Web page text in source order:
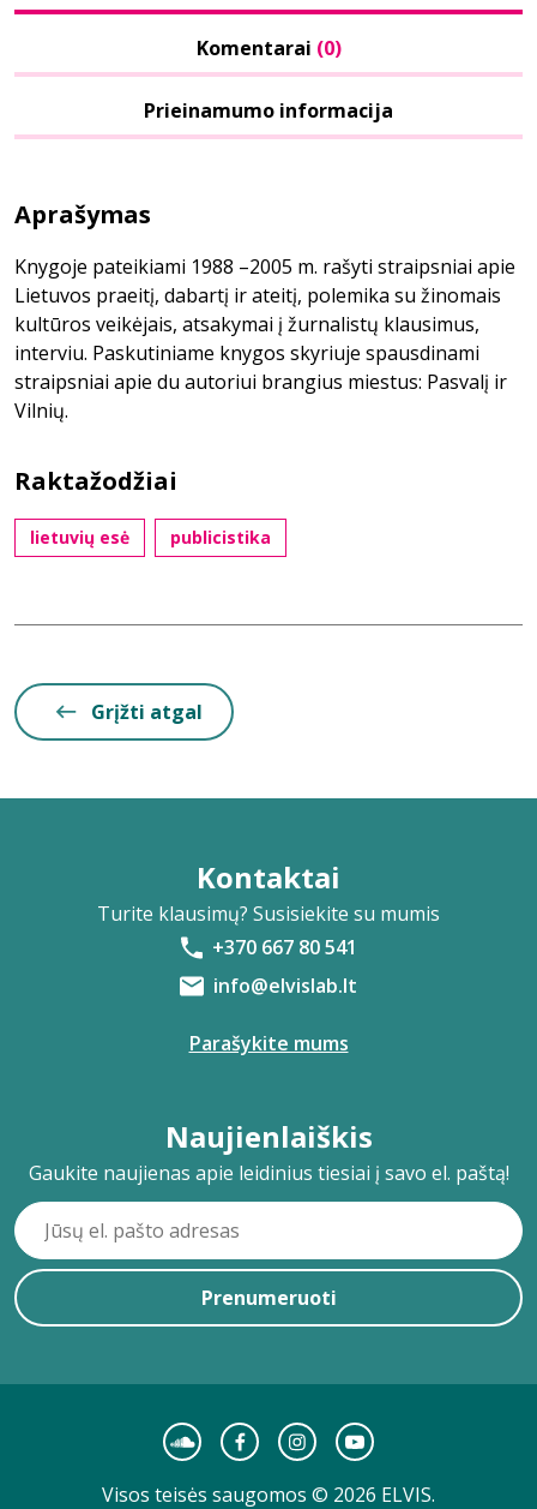
Komentarai (0)
Prieinamumo informacija
Aprašymas
Knygoje pateikiami 1988 –2005 m. rašyti straipsniai apie
Lietuvos praeitį, dabartį ir ateitį, polemika su žinomais
kultūros veikėjais, atsakymai į žurnalistų klausimus,
interviu. Paskutiniame knygos skyriuje spausdinami
straipsniai apie du autoriui brangius miestus: Pasvalį ir
Vilnių.
Raktažodžiai
lietuvių esė publicistika
Grįžti atgal
Kontaktai
Turite klausimų? Susisiekite su mumis
+370 667 80 541
info@elvislab.lt
Parašykite mums
Naujienlaiškis
Gaukite naujienas apie leidinius tiesiai į savo el. paštą!
Prenumeruoti
Visos teisės saugomos © 2026 ELVIS.